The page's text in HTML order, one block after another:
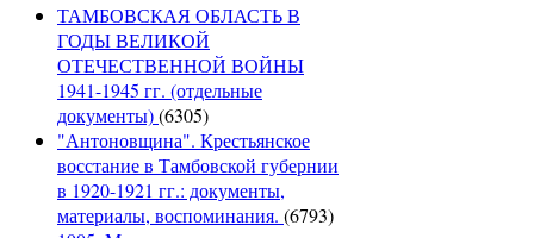
ТАМБОВСКАЯ ОБЛАСТЬ В
ГОДЫ ВЕЛИКОЙ
ОТЕЧЕСТВЕННОЙ ВОЙНЫ
1941-1945 гг. (отдельные
документы)(6305)
"Антоновщина". Крестьянское
восстание в Тамбовской губернии
в 1920-1921 гг.: документы,
материалы, воспоминания. (6793)